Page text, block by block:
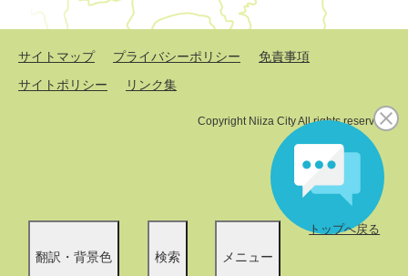
翻訳・背景色 検索 メニュー
トップへ戻る
サイトマップ プライバシーポリシー
免責事項
サイトポリシー
リンク集
Copyright Niiza City All rights reserved.